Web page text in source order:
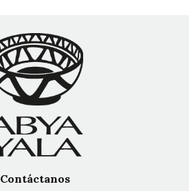
Contáctanos